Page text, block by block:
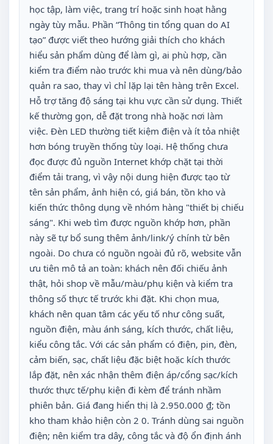
học tập, làm việc, trang trí hoặc sinh hoạt hằng
ngày tùy mẫu. Phần “Thông tin tổng quan do AI
tạo” được viết theo hướng giải thích cho khách
hiểu sản phẩm dùng để làm gì, ai phù hợp, cần
kiểm tra điểm nào trước khi mua và nên dùng/bảo
quản ra sao, thay vì chỉ lặp lại tên hàng trên Excel.
Hỗ trợ tăng độ sáng tại khu vực cần sử dụng. Thiết
kế thường gọn, dễ đặt trong nhà hoặc nơi làm
việc. Đèn LED thường tiết kiệm điện và ít tỏa nhiệt
hơn bóng truyền thống tùy loại. Hệ thống chưa
đọc được đủ nguồn Internet khớp chặt tại thời
điểm tải trang, vì vậy nội dung hiện được tạo từ
tên sản phẩm, ảnh hiện có, giá bán, tồn kho và
kiến thức thông dụng về nhóm hàng "thiết bị chiếu
sáng". Khi web tìm được nguồn khớp hơn, phần
này sẽ tự bổ sung thêm ảnh/link/ý chính từ bên
ngoài. Do chưa có nguồn ngoài đủ rõ, website vẫn
ưu tiên mô tả an toàn: khách nên đối chiếu ảnh
thật, hỏi shop về mẫu/màu/phụ kiện và kiểm tra
thông số thực tế trước khi đặt. Khi chọn mua,
khách nên quan tâm các yếu tố như công suất,
nguồn điện, màu ánh sáng, kích thước, chất liệu,
kiểu công tắc. Với các sản phẩm có điện, pin, đèn,
cảm biến, sạc, chất liệu đặc biệt hoặc kích thước
lắp đặt, nên xác nhận thêm điện áp/cổng sạc/kích
thước thực tế/phụ kiện đi kèm để tránh nhầm
phiên bản. Giá đang hiển thị là 2.950.000 ₫; tồn
kho tham khảo hiện còn 2 0. Tránh dùng sai nguồn
điện; nên kiểm tra dây, công tắc và độ ổn định ánh